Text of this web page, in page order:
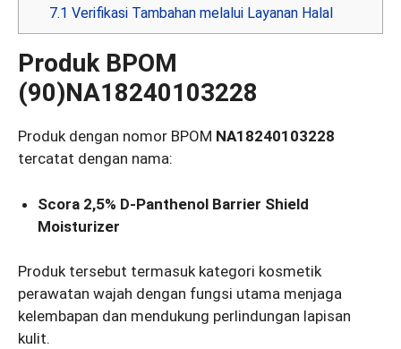
7.1 Verifikasi Tambahan melalui Layanan Halal
Produk BPOM
(90)NA18240103228
Produk dengan nomor BPOM NA18240103228
tercatat dengan nama:
Scora 2,5% D-Panthenol Barrier Shield
Moisturizer
Produk tersebut termasuk kategori kosmetik
perawatan wajah dengan fungsi utama menjaga
kelembapan dan mendukung perlindungan lapisan
kulit.